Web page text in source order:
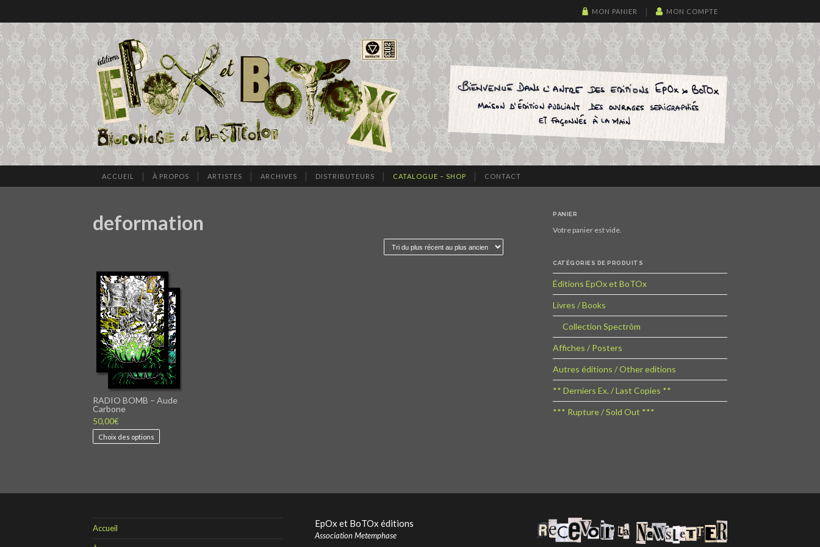
MON COMPTE
MON PANIER
ACCUEIL À PROPOS ARTISTES ARCHIVES DISTRIBUTEURS CATALOGUE – SHOP CONTACT
deformation
RADIO BOMB – Aude
Carbone
50,00€
Choix des options
PANIER
Votre panier est vide.
CATÉGORIES DE PRODUITS
Éditions EpOx et BoTOx
Livres / Books
Collection Spectrôm
Affiches / Posters
Autres éditions / Other editions
** Derniers Ex. / Last Copies **
*** Rupture / Sold Out ***
Accueil EpOx et BoTOx éditions
Association Metemphase